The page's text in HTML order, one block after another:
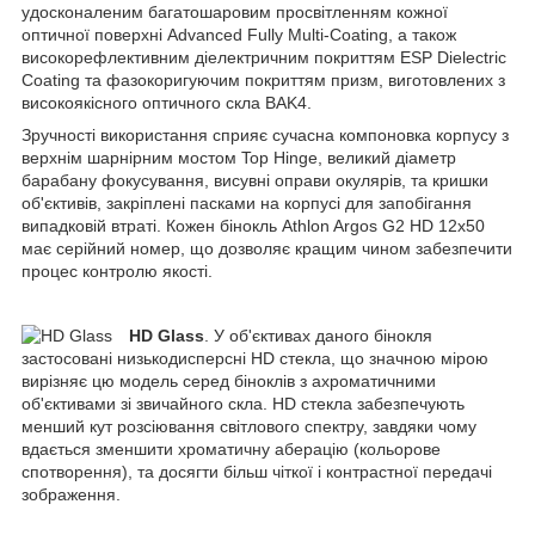
удосконаленим багатошаровим просвітленням кожної
оптичної поверхні Advanced Fully Multi-Coating, а також
високорефлективним діелектричним покриттям ESP Dielectric
Coating та фазокоригуючим покриттям призм, виготовлених з
високоякісного оптичного скла BAK4.
Зручності використання сприяє сучасна компоновка корпусу з
верхнім шарнірним мостом Top Hinge, великий діаметр
барабану фокусування, висувні оправи окулярів, та кришки
об'єктивів, закріплені пасками на корпусі для запобігання
випадковій втраті. Кожен бінокль Athlon Argos G2 HD 12x50
має серійний номер, що дозволяє кращим чином забезпечити
процес контролю якості.
HD Glass . У об'єктивах даного бінокля
застосовані низькодисперсні HD стекла, що значною мірою
вирізняє цю модель серед біноклів з ахроматичними
об'єктивами зі звичайного скла. HD стекла забезпечують
менший кут розсіювання світлового спектру, завдяки чому
вдається зменшити хроматичну аберацію (кольорове
спотворення), та досягти більш чіткої і контрастної передачі
зображення.